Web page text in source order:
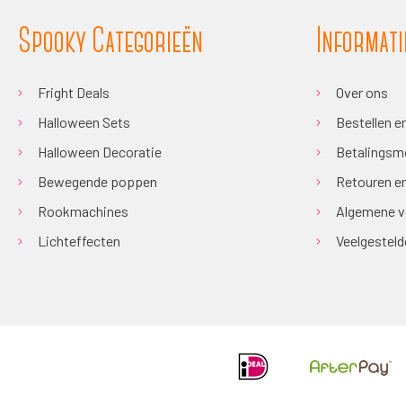
Spooky Categorieën
Fright Deals
Halloween Sets
Halloween Decoratie
Bewegende poppen
Rookmachines
Lichteffecten
Over ons
Bestellen
Retouren
Algemene